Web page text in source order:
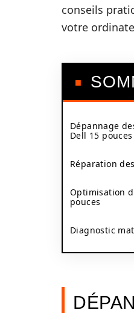
conseils
votre
Dépannage
Dell 15
Réparation
Optimisation
pouces
Diagnostic